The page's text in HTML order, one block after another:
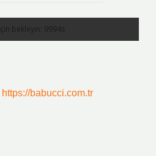
https://babucci.com.tr